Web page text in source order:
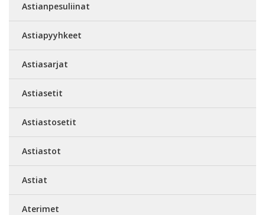
Astianpesuliinat
Astiapyyhkeet
Astiasarjat
Astiasetit
Astiastosetit
Astiastot
Astiat
Aterimet